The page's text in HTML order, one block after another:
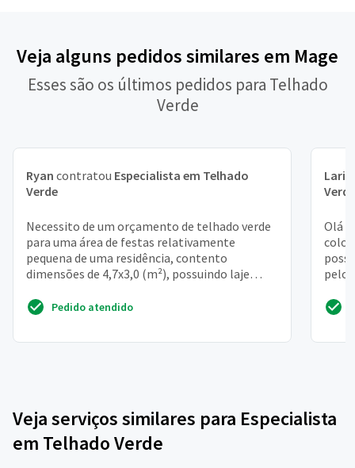
Veja alguns pedidos similares em Mage
Esses são os últimos pedidos para Telhado
Verde
Ryan contratou Especialista em Telhado
Verde
Necessito de um orçamento de telhado verde
para uma área de festas relativamente
pequena de uma residência, contento
dimensões de 4,7x3,0 (m²), possuindo laje
Pedido atendido
Olá
pelo
Veja serviços similares para Especialista
em Telhado Verde